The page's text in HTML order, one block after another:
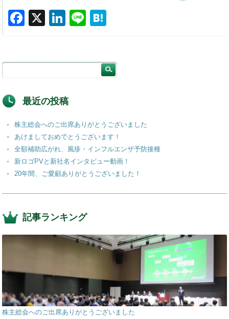
F
e
o
k
X
Li
e
n
Li
n
最近の投稿
株主総会へのご出席ありがとうございました
あけましておめでとうございます！
全額補助広がれ、風疹・インフルエンザ予防接種
新ロゴPVと新社名インタビュー動画！
20年間、ご愛顧ありがとうございました！
記事ランキング
株主総会へのご出席ありがとうございました